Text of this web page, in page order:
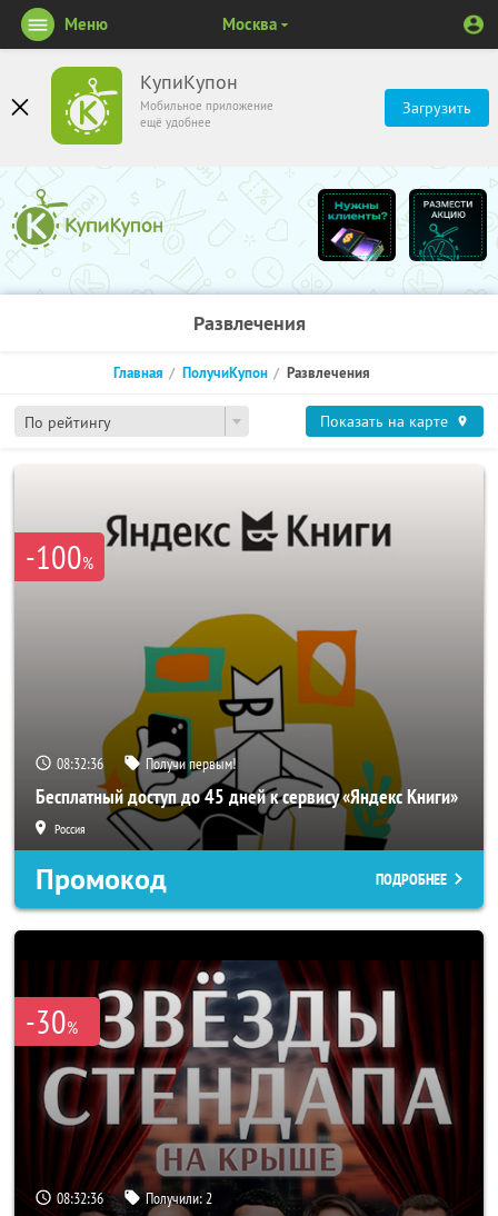
КупиКупон
Мобильное приложение
ещё удобнее
Загрузить
Меню Москва
Развлечения
По рейтингу
Главная ПолучиКупон Развлечения
Показать на карте
-100%
08:32:35 Получи первым!
Бесплатный доступ до 45 дней к сервису «Яндекс Книги»
Россия
Промокод ПОДРОБНЕЕ
-30%
08:32:35 Получили:2